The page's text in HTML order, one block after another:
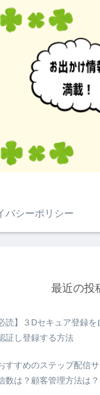
バシーポリシー
最近の投
必読】３Dセキュア登録
証し登録する方法
すすめのステップ配信
数は？顧客管理方法は？